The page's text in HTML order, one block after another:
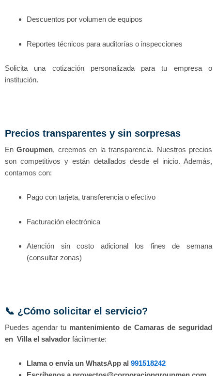
Descuentos por volumen de equipos
Reportes técnicos para auditorías o inspecciones
Solicita una cotización personalizada para tu empresa o
institución.
Precios transparentes y sin sorpresas
EnGroupmen, creemos en la transparencia. Nuestros precios
son competitivos y están detallados desde el inicio. Además,
contamos con:
Pago con tarjeta, transferencia o efectivo
Facturación electrónica
Atención sin costo adicional los fines de semana
(consultar zonas)
📞 ¿Cómo solicitar el servicio?
Puedes agendar tu mantenimiento de Camaras de seguridad
en Villa el salvador fácilmente:
Llama o envía un WhatsApp al 991518242